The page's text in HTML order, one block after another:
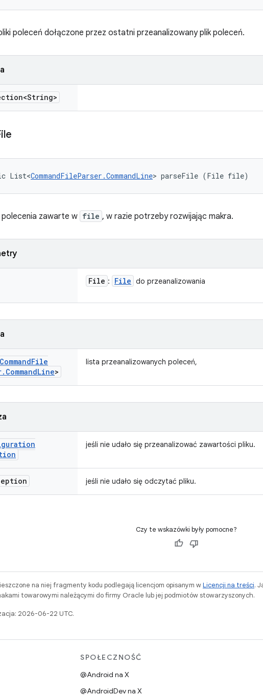
poleceń dołączone przez ostatni przeanalizowany plik poleceń.
List<CommandFileParser.CommandLine> parseFile (File file)
polecenia zawarte w file , w razie potrzeby rozwijając makra.
File : File do przeanalizowania
CommandFile
. CommandLine>
lista przeanalizowanych poleceń,
jeśli nie udało się przeanalizować zawartości pliku.
jeśli nie udało się odczytać pliku.
Czy te wskazówki były pomocne?
na niej fragmenty kodu podlegają licencjom opisanym wLicencji na treści.
towarowymi należącymi do firmy Oracle lub jej podmiotów stowarzyszonych.
2026-06-22 UTC.
SPOŁECZNOŚĆ
@Android na X
@AndroidDev na X